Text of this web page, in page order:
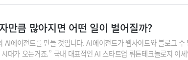
만큼 많아지면 어떤 일이 벌어질까?
AI에이전트를 만들 것입니다. AI에이전트가 웹사이트와 블로그 수
대가 오는거죠.” 국내 대표적인 AI 스타트업 뤼튼테크놀로지 이